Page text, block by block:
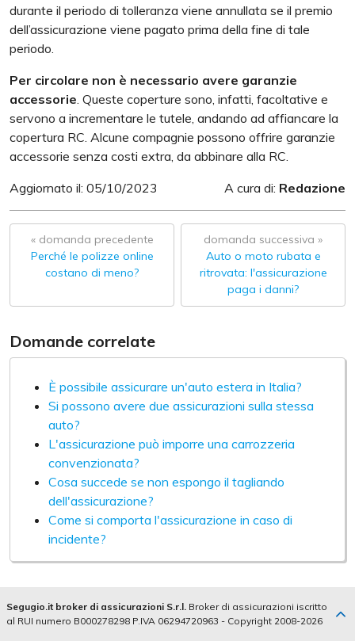
durante il periodo di tolleranza viene annullata se il premio
dell’assicurazione viene pagato prima della fine di tale
periodo.
Per circolare non è necessario avere garanzie
accessorie . Queste coperture sono, infatti, facoltative e
servono a incrementare le tutele, andando ad affiancare la
copertura RC. Alcune compagnie possono offrire garanzie
accessorie senza costi extra, da abbinare alla RC.
Aggiornato il: 05/10/2023
A cura di: Redazione
« domanda precedente
Perché le polizze online
costano di meno?
domanda successiva »
Auto o moto rubata e
ritrovata: l'assicurazione
paga i danni?
Domande correlate
È possibile assicurare un'auto estera in Italia?
Si possono avere due assicurazioni sulla stessa
auto?
L'assicurazione può imporre una carrozzeria
convenzionata?
Cosa succede se non espongo il tagliando
dell'assicurazione?
Come si comporta l'assicurazione in caso di
incidente?
Segugio.it broker di assicurazioni S.r.l. Broker di assicurazioni iscritto
al RUI numero B000278298 P.IVA 06294720963 - Copyright 2008-2026